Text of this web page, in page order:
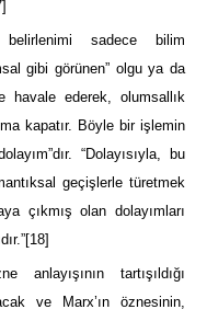
belirlenimi sadece bilim
gibi görünen” olgu ya da
havale ederek, olumsallık
kapatır. Böyle bir işlemin
“Dolayısıyla, bu
geçişlerle türetmek
çıkmış olan dolayımları
[18]
anlayışının tartışıldığı
ve Marx’ın öznesinin,